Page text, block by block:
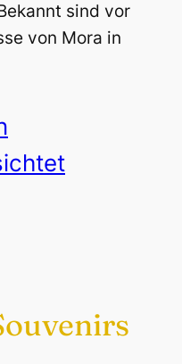
sind vor
von Mora in